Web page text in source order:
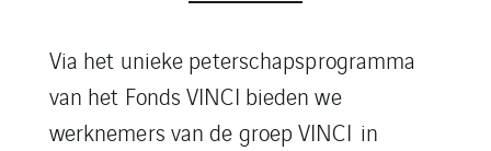
Via het unieke peterschapsprogramma
van het Fonds VINCI bieden we
werknemers van de groep VINCI in